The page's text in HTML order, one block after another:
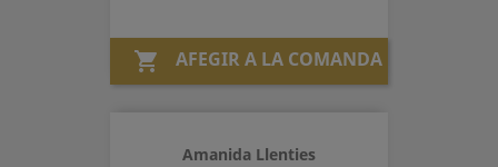
 AFEGIR A LA COMANDA
Amanida Llenties